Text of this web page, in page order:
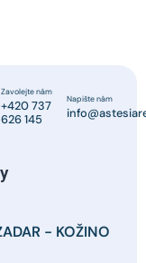
Zavolejte nám
+420 737
626 145
Napište nám
- KOŽINO